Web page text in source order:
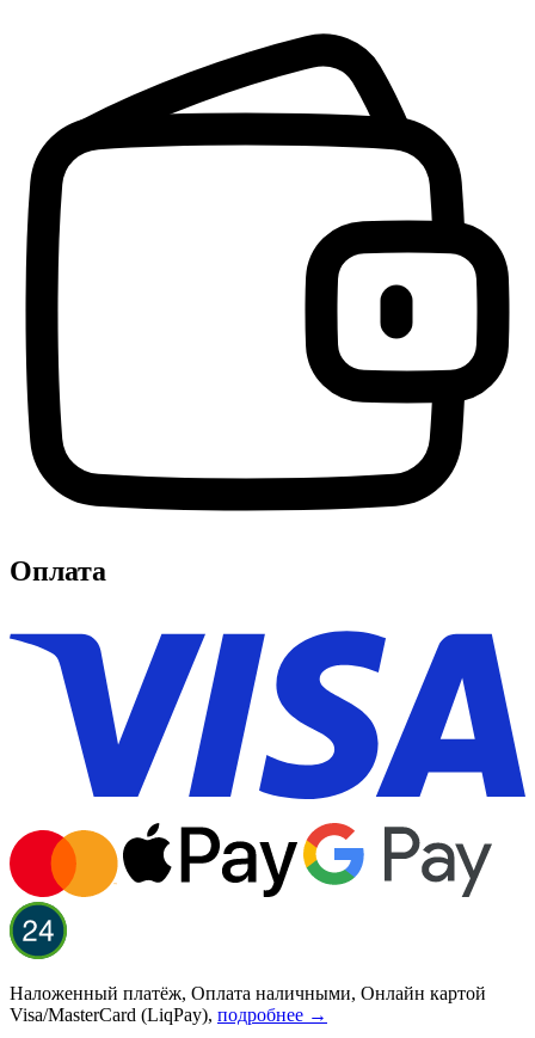
Оплата
Наложенный платёж, Оплата наличными, Онлайн картой
Visa/MasterCard (LiqPay), подробнее →